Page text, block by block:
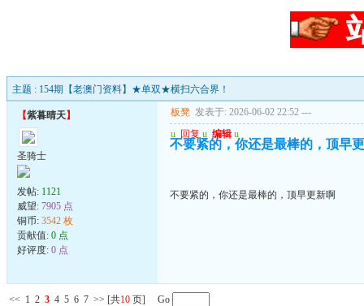
主题 : 154期【老澳门资料】★单双★横扫六合界！
【紫暮晴天】
圣骑士
发帖: 1121
威望: 7905 点
铜币: 3542 枚
贡献值: 0 点
好评度: 0 点
板凳 发表于: 2026-06-02 22:52 ---
u 回复 u 编辑 u
不要紧的，你还是最棒的，顶早
不要紧的，你还是最棒的，顶早更新啊
<< 1 2 3 4 5 6 7 >> [共10 页] Go